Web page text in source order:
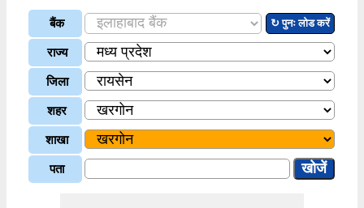
बैंक ↻ पुनः लोड करें
राज्य
जिला
शहर
शाखा
पता